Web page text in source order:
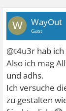
W WayOut
Gast
@t4u3r hab
Also ich mag
und adhs.
Ich versuche
zu gestalten